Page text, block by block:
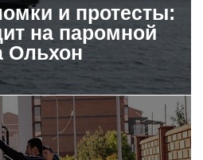
и протесты:
на паромной
Ольхон